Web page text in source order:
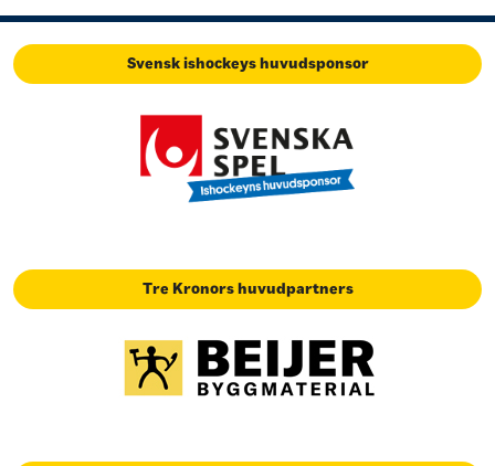
Svensk ishockeys huvudsponsor
Tre Kronors huvudpartners